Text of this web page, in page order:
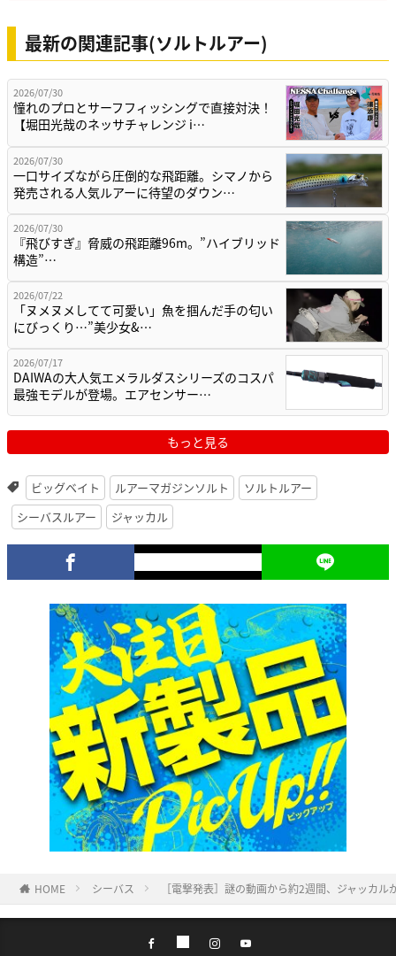
最新の関連記事(ソルトルアー)
2026/07/30
憧れのプロとサーフフィッシングで直接対決！
【堀田光哉のネッサチャレンジ i…
2026/07/30
一口サイズながら圧倒的な飛距離。シマノから
発売される人気ルアーに待望のダウン…
2026/07/30
『飛びすぎ』脅威の飛距離96m。”ハイブリッド
構造”…
2026/07/22
「ヌメヌメしてて可愛い」魚を掴んだ手の匂い
にびっくり…”美少女&…
2026/07/17
DAIWAの大人気エメラルダスシリーズのコスパ
最強モデルが登場。エアセンサー…
もっと見る
ビッグベイト ルアーマガジンソルト
ソルトルアー
シーバスルアー
ジャッカル
HOME シーバス ［電撃発表］謎の動画から約2週間、ジャッカ